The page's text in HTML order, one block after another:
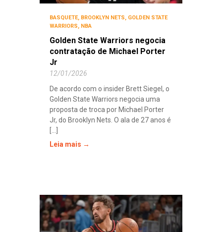
BASQUETE, BROOKLYN NETS, GOLDEN STATE
WARRIORS, NBA
Golden State Warriors negocia
contratação de Michael Porter
Jr
12/01/2026
De acordo com o insider Brett Siegel, o
Golden State Warriors negocia uma
proposta de troca por Michael Porter
Jr, do Brooklyn Nets. O ala de 27 anos é
Leia mais →